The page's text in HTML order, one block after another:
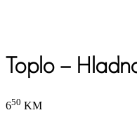
Toplo –
650 KM